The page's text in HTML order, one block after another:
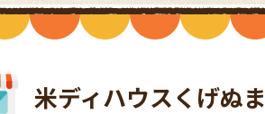
米ディハウスくげぬま